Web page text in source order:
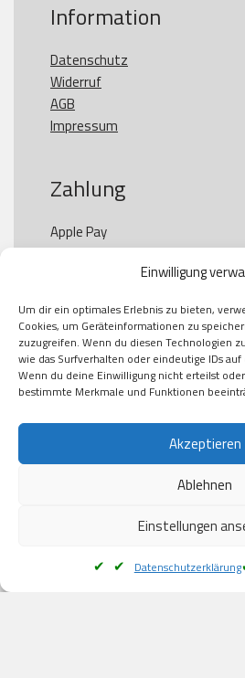
Einwilligung
Um dir ein optimales Erlebnis zu bieten,
Cookies, um Geräteinformationen zu
zuzugreifen. Wenn du diesen Technologien
wie das Surfverhalten oder eindeutige IDs
Wenn du deine Einwilligung nicht erteilst
bestimmte Merkmale und Funktionen
Akzeptieren
Ablehnen
Einstellungen
Datenschutzerklärung
Information
Datenschutz
Widerruf
AGB
Impressum
Zahlung
Apple Pay
Paypal
Kauf auf Rechung
Klarna
American Express